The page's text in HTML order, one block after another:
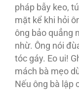
pháp bẫy keo,
mặt kể khi hỏi
ông bảo quẳng
nhừ. Ông nói
tóc gáy. Eo ui!
mách bà mẹo
Nếu ông bà lập